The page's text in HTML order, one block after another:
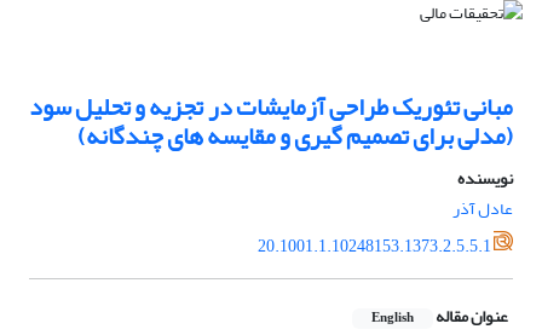
مبانی تئوریک طراحی آزمایشات در تجزیه و تحلیل سود
(مدلی برای تصمیم گیری و مقایسه های چندگانه)
نویسنده
عادل آذر
20.1001.1.10248153.1373.2.5.5.1
عنوان مقاله English